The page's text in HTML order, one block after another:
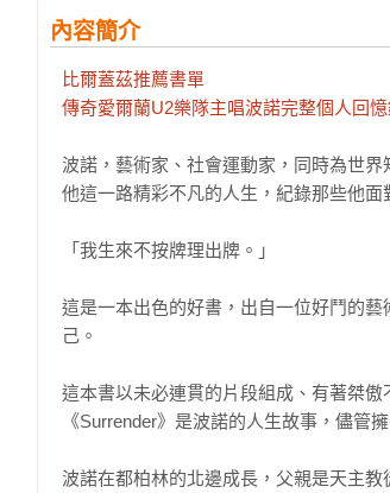
內容簡介
比爾蓋茲推薦書單
傳奇愛爾蘭U2樂隊主唱波諾完整個人回
波諾，藝術家、社會運動家，同時為世
他這一路精彩不凡的人生，紀錄那些他
「我生來不按牌理出牌。」
這是一本出色的好書，出自一位好鬥的
己。
這本書以未必連貫的片段組成、有著桀
《Surrender》是波諾的人生故事，儘管
波諾在都柏林的北邊成長，父親是天主